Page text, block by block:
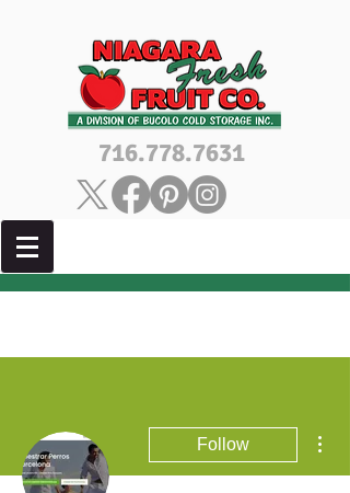
716.778.7631
Follow